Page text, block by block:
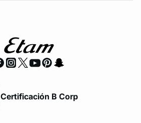
Certificación B Corp